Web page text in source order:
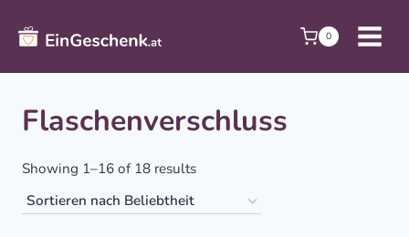
Inhalt
springen
0
Flaschenverschluss
Showing 1–16 of 18 resultsSorted